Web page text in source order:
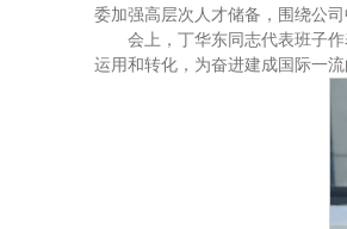
委加强高层次人才储备，围绕公
会上，丁华东同志代表班子
运用和转化，为奋进建成国际一